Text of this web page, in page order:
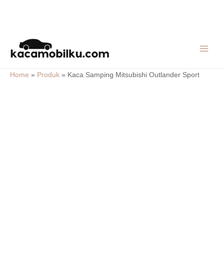
content
Home » Produk » Kaca Samping Mitsubishi Outlander Sport